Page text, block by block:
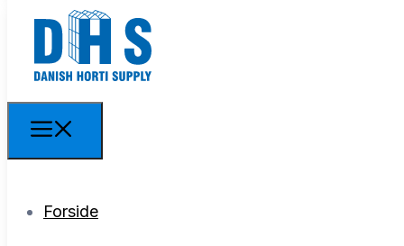
Forside
Vi tilbyder
Forside